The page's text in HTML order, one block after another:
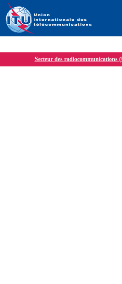
Secteur des radiocommunications